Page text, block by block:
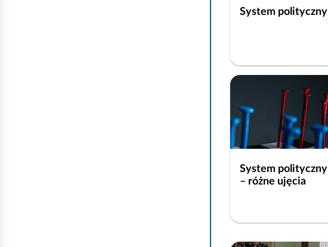
System polityczny
System polityczny
– różne ujęcia